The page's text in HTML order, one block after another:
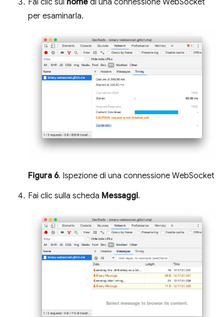
Fai clic sul nome di una connessione WebSocket
per esaminarla.
Figura 6. Ispezione di una connessione WebSocket
Fai clic sulla scheda Messaggi.